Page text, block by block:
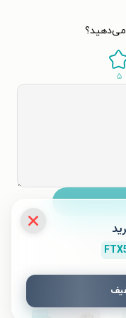
می‌دهید؟
۵
است.